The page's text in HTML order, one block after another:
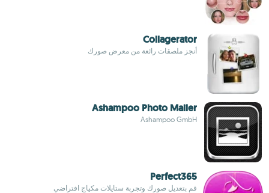
Collagerator
أنجز ملصقات رائعة من معرض صورك
Ashampoo Photo Mailer
Ashampoo GmbH
Perfect365
قم بتعديل صورك وتجربة ستايلات مكياج افتراضي